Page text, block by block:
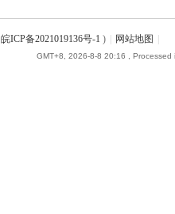
皖ICP备2021019136号-1 ) 网站地图
GMT+8, 2026-8-8 20:16 , Processed